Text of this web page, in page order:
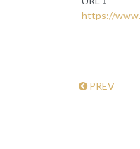
https://
PREV